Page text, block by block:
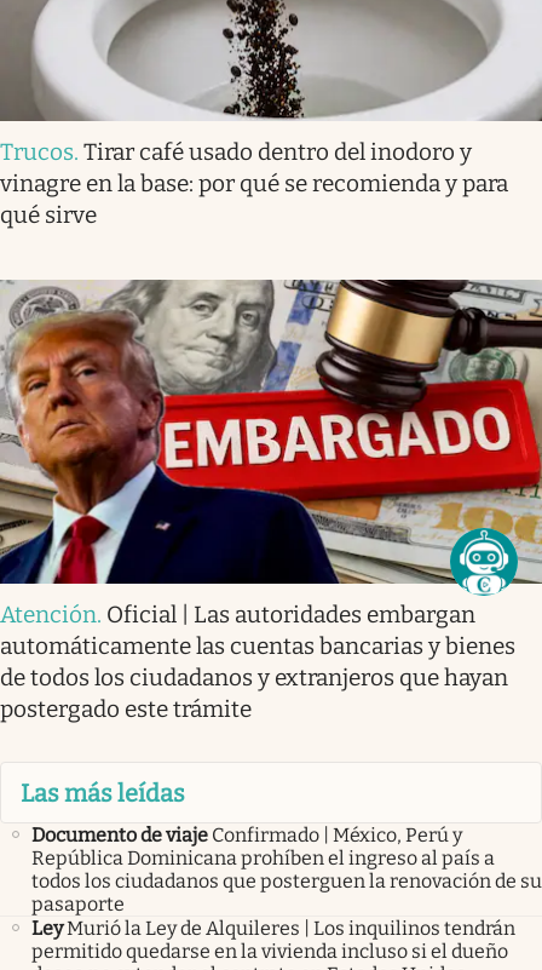
Trucos. Tirar café usado dentro del inodoro y
vinagre en la base: por qué se recomienda y para
qué sirve
Atención. Oficial | Las autoridades embargan
automáticamente las cuentas bancarias y bienes
de todos los ciudadanos y extranjeros que hayan
postergado este trámite
Las más leídas
Documento de viaje Confirmado | México, Perú y
República Dominicana prohíben el ingreso al país a
todos los ciudadanos que posterguen la renovación de su
pasaporte
LeyMurió la Ley de Alquileres | Los inquilinos tendrán
permitido quedarse en la vivienda incluso si el dueño